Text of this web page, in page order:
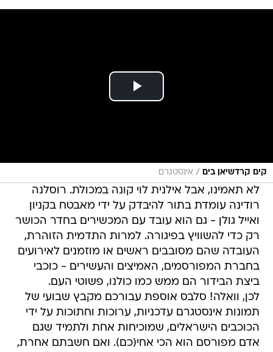
קים קרדשיאן בים / אינסטגרם
לא תאמינו, אבל אילנית לוי קונה במכולת. רוסלנה
רודינה עומדת בתור להיבדק על ידי מאבטח בקניון
ואייל גולן - גם הוא עובד עם המכשירים בחדר הכושר
רק כדי להשוויץ בפיגורה. למרות התדמית הזוהרת,
העובדה שהם מסובבים ראשים או מוזמנים לאירועים
בחברת המפורסמים, האמיצים והעשירים - כוכבי
ביצת הבידור הם ממש כמו כולנו, פשוטי העם.
לכן, וואלה! סלבס אוספת עבורכם מקבץ שבועי של
תמונות אינסטגרם עדכניות, ערוכות וחתוכות על ידי
הכוכבים הישראלים, שמוכיחות אחת ולתמיד שגם
אדם מפורסם הוא הכי אחי(כם). ואם חשבתם אחרת,